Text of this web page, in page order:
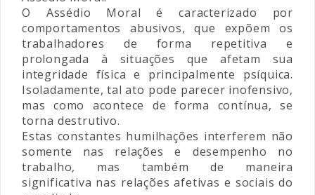
O Assédio Moral é caracterizado por
comportamentos abusivos, que expõem os
trabalhadores de forma repetitiva e
prolongada à situações que afetam sua
integridade física e principalmente psíquica.
Isoladamente, tal ato pode parecer inofensivo,
mas como acontece de forma contínua, se
torna destrutivo.
Estas constantes humilhações interferem não
somente nas relações e desempenho no
trabalho, mas também de maneira
significativa nas relações afetivas e sociais do